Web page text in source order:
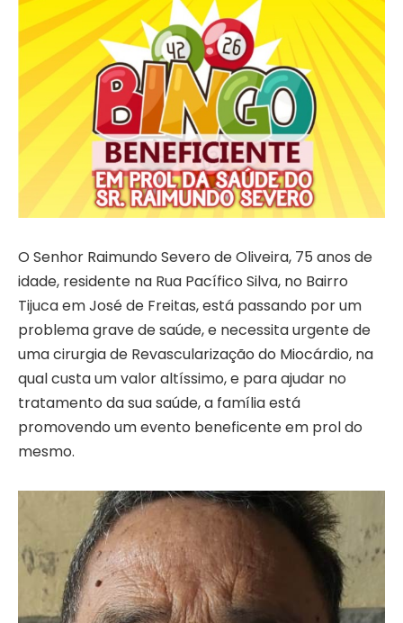
O Senhor Raimundo Severo de Oliveira, 75 anos de
idade, residente na Rua Pacífico Silva, no Bairro
Tijuca em José de Freitas, está passando por um
problema grave de saúde, e necessita urgente de
uma cirurgia de Revascularização do Miocárdio, na
qual custa um valor altíssimo, e para ajudar no
tratamento da sua saúde, a família está
promovendo um evento beneficente em prol do
mesmo.